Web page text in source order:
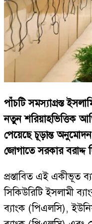
পাঁচটি সমস্যাগ্রস্ত
নতুন শরিয়াহভিত্তিক
পেয়েছে চূড়ান্ত
জোগাতে সরকার বরাদ্দ
প্রস্তাবিত এই একীভূত
সিকিউরিটি ইসলামী
ব্যাংক (পিএলসি),